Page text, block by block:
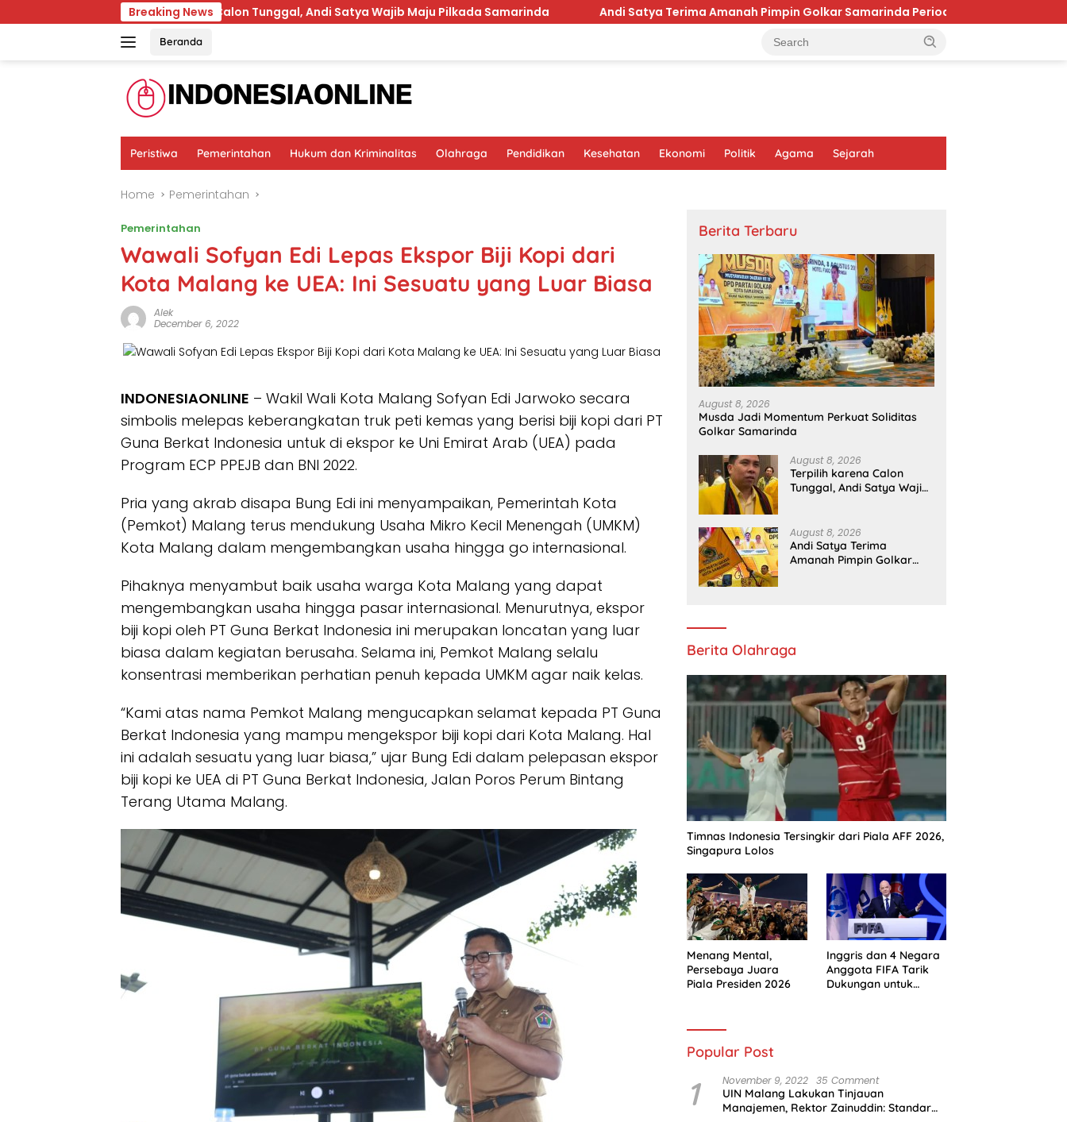
to
Breaking News
Terpilih karena Calon Tunggal, Andi Satya Wajib Maju Pilkada Samarinda Andi Satya Terima Amanah Pimpin Golkar Samarinda Periode 2026–2031
Beranda
Peristiwa Pemerintahan Hukum dan Kriminalitas Olahraga Pendidikan Kesehatan Ekonomi Politik Agama Sejarah
Home Pemerintahan
Pemerintahan
Wawali Sofyan Edi Lepas Ekspor Biji Kopi dari
Kota Malang ke UEA: Ini Sesuatu yang Luar Biasa
Alek
December 6, 2022
INDONESIAONLINE – Wakil Wali Kota Malang Sofyan Edi Jarwoko secara
simbolis melepas keberangkatan truk peti kemas yang berisi biji kopi dari PT
Guna Berkat Indonesia untuk di ekspor ke Uni Emirat Arab (UEA) pada
Program ECP PPEJB dan BNI 2022.
Pria yang akrab disapa Bung Edi ini menyampaikan, Pemerintah Kota
(Pemkot) Malang terus mendukung Usaha Mikro Kecil Menengah (UMKM)
Kota Malang dalam mengembangkan usaha hingga go internasional.
Pihaknya menyambut baik usaha warga Kota Malang yang dapat
mengembangkan usaha hingga pasar internasional. Menurutnya, ekspor
biji kopi oleh PT Guna Berkat Indonesia ini merupakan loncatan yang luar
biasa dalam kegiatan berusaha. Selama ini, Pemkot Malang selalu
konsentrasi memberikan perhatian penuh kepada UMKM agar naik kelas.
“Kami atas nama Pemkot Malang mengucapkan selamat kepada PT Guna
Berkat Indonesia yang mampu mengekspor biji kopi dari Kota Malang. Hal
ini adalah sesuatu yang luar biasa,” ujar Bung Edi dalam pelepasan ekspor
biji kopi ke UEA di PT Guna Berkat Indonesia, Jalan Poros Perum Bintang
Terang Utama Malang.
Berita Terbaru
August 8, 2026
Musda Jadi Momentum Perkuat Soliditas
Golkar Samarinda
August 8, 2026
Terpilih karena Calon
Tunggal, Andi Satya Wajib
August 8, 2026
Andi Satya Terima
Amanah Pimpin Golkar
Berita Olahraga
Timnas Indonesia Tersingkir dari Piala AFF 2026,
Singapura Lolos
Menang Mental,
Persebaya Juara
Piala Presiden 2026
Inggris dan 4 Negara
Anggota FIFA Tarik
Dukungan untuk
Popular Post
1 November 9, 2022 35 Comment
UIN Malang Lakukan Tinjauan
Manajemen, Rektor Zainuddin: Standar